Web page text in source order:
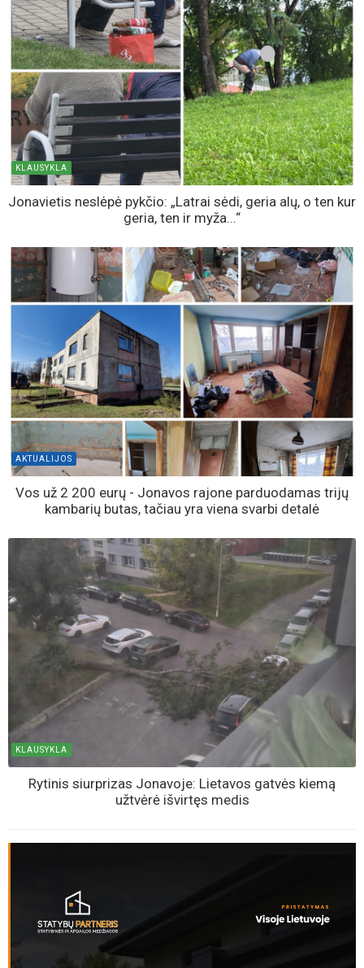
KLAUSYKLA
Jonavietis neslėpė pykčio: „Latrai sėdi, geria alų, o ten kur
geria, ten ir myža...“
AKTUALIJOS
Vos už 2 200 eurų - Jonavos rajone parduodamas trijų
kambarių butas, tačiau yra viena svarbi detalė
KLAUSYKLA
Rytinis siurprizas Jonavoje: Lietavos gatvės kiemą
užtvėrė išvirtęs medis